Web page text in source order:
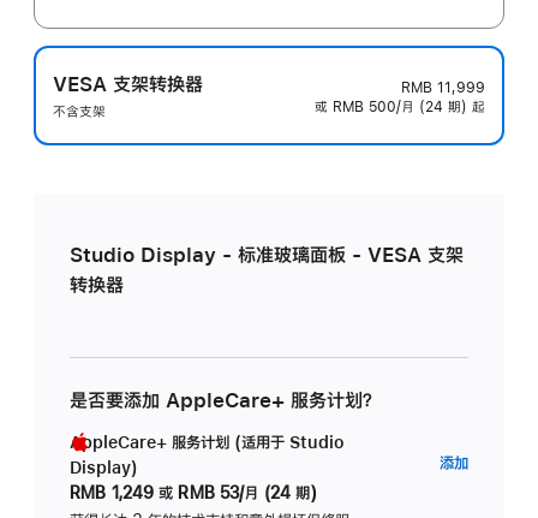
VESA 支架转换器
不含支架
RMB 11,999
或 RMB 500/月 (24 期) 起
Studio Display - 标准玻璃面板 - VESA 支架
转换器
是否要添加 AppleCare+ 服务计划？
AppleCare+ 服务计划 (适用于 Studio
Display)
RMB 1,249 或 RMB 53/月 (24 期)
添加